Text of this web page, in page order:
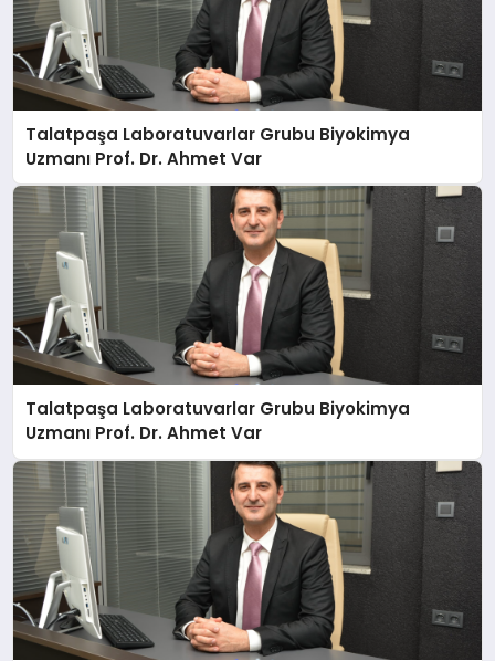
Talatpaşa Laboratuvarlar Grubu Biyokimya
Uzmanı Prof. Dr. Ahmet Var
Talatpaşa Laboratuvarlar Grubu Biyokimya
Uzmanı Prof. Dr. Ahmet Var